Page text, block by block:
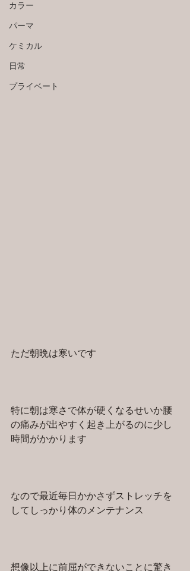
カラー
パーマ
ケミカル
日常
プライベート
ただ朝晩は寒いです
特に朝は寒さで体が硬くなるせいか腰
の痛みが出やすく起き上がるのに少し
時間がかかります
なので最近毎日かかさずストレッチを
してしっかり体のメンテナンス
想像以上に前屈ができないことに驚き